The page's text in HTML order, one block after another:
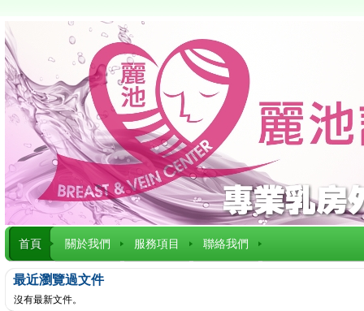
首頁 關於我們 服務項目 聯絡我們
最近瀏覽過文件
沒有最新文件。